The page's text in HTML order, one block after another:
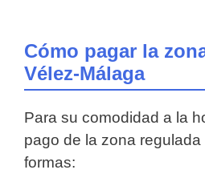
Cómo pagar la
Vélez-Málaga
Para su comodidad a la
pago de la zona
formas: